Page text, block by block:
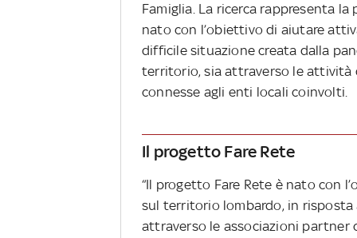
Famiglia. La ricerca rappresenta
nato con l’obiettivo di aiutare
difficile situazione creata dalla
territorio, sia attraverso le attività
connesse agli enti locali coinvolti.
Il progetto Fare Rete
“Il progetto Fare Rete è nato con
sul territorio lombardo, in risposta
attraverso le associazioni partner